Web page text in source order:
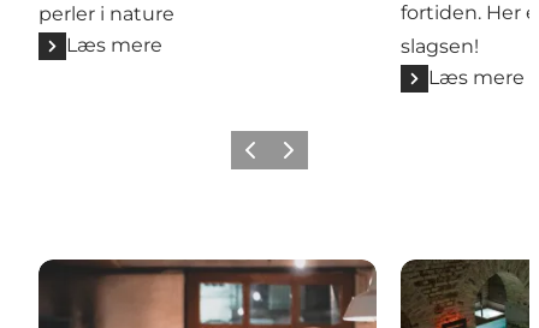
perler i nature
Læs mere
fortiden. Her
slagsen!
Læs mere
ForrigeNæste
Hyggelige steder hvor du kan spise i stearinlysets
Spa, saunaer